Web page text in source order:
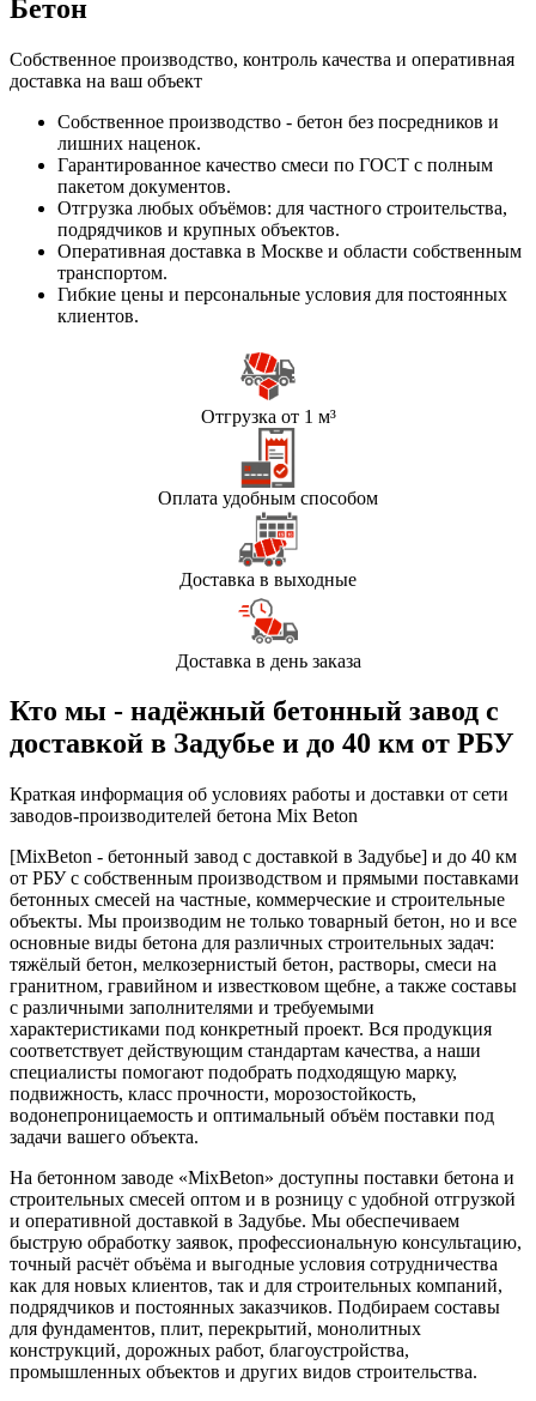
Бетон
Собственное производство, контроль качества и оперативная
доставка на ваш объект
Собственное производство - бетон без посредников и
лишних наценок.
Гарантированное качество смеси по ГОСТ с полным
пакетом документов.
Отгрузка любых объёмов: для частного строительства,
подрядчиков и крупных объектов.
Оперативная доставка в Москве и области собственным
транспортом.
Гибкие цены и персональные условия для постоянных
клиентов.
Отгрузка от 1 м³
Оплата удобным способом
Доставка в выходные
Доставка в день заказа
Кто мы - надёжный бетонный завод с
доставкой в Задубье и до 40 км от РБУ
Краткая информация об условиях работы и доставки от сети
заводов-производителей бетона Mix Beton
[MixBeton - бетонный завод с доставкой в Задубье] и до 40 км
от РБУ с собственным производством и прямыми поставками
бетонных смесей на частные, коммерческие и строительные
объекты. Мы производим не только товарный бетон, но и все
основные виды бетона для различных строительных задач:
тяжёлый бетон, мелкозернистый бетон, растворы, смеси на
гранитном, гравийном и известковом щебне, а также составы
с различными заполнителями и требуемыми
характеристиками под конкретный проект. Вся продукция
соответствует действующим стандартам качества, а наши
специалисты помогают подобрать подходящую марку,
подвижность, класс прочности, морозостойкость,
водонепроницаемость и оптимальный объём поставки под
задачи вашего объекта.
На бетонном заводе «MixBeton» доступны поставки бетона и
строительных смесей оптом и в розницу с удобной отгрузкой
и оперативной доставкой в Задубье. Мы обеспечиваем
быструю обработку заявок, профессиональную консультацию,
точный расчёт объёма и выгодные условия сотрудничества
как для новых клиентов, так и для строительных компаний,
подрядчиков и постоянных заказчиков. Подбираем составы
для фундаментов, плит, перекрытий, монолитных
конструкций, дорожных работ, благоустройства,
промышленных объектов и других видов строительства.